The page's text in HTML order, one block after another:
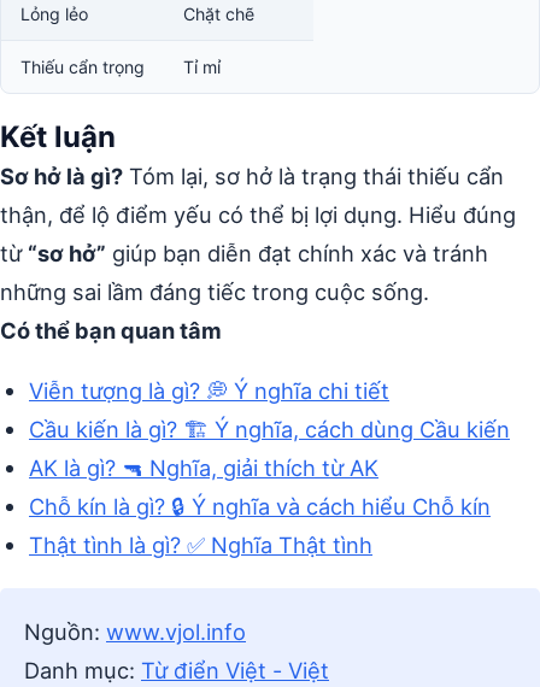
Lỏng lẻo Chặt chẽ
Thiếu cẩn trọng Tỉ mỉ
Kết luận
Sơ hở là gì? Tóm lại, sơ hở là trạng thái thiếu cẩn
thận, để lộ điểm yếu có thể bị lợi dụng. Hiểu đúng
từ “sơ hở” giúp bạn diễn đạt chính xác và tránh
những sai lầm đáng tiếc trong cuộc sống.
Có thể bạn quan tâm
Viễn tượng là gì? 💭 Ý nghĩa chi tiết
Cầu kiến là gì? 🏗️ Ý nghĩa, cách dùng Cầu kiến
AK là gì? 🔫 Nghĩa, giải thích từ AK
Chỗ kín là gì? 🔒 Ý nghĩa và cách hiểu Chỗ kín
Thật tình là gì? ✅ Nghĩa Thật tình
Nguồn: www.vjol.info
Danh mục: Từ điển Việt - Việt